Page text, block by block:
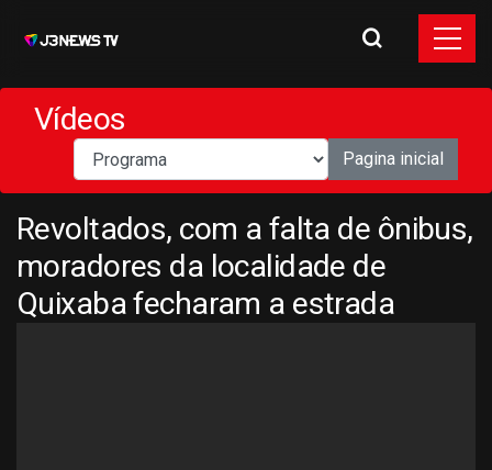
Vídeos
Pagina inicial
Revoltados, com a falta de ônibus,
moradores da localidade de
Quixaba fecharam a estrada